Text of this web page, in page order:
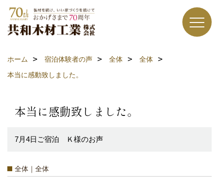
ホーム 宿泊体験者の声 全体
全体
本当に感動致しました。
本当に感動致しました。
7月4日ご宿泊 Ｋ様のお声
全体｜全体